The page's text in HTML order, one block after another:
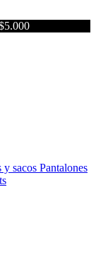
y sacos Pantalones